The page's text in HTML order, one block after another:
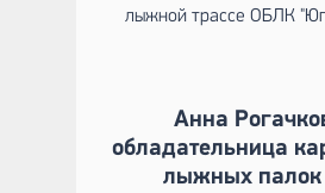
лыжной трассе ОБЛК
Анна
обладательница
лыжных палок